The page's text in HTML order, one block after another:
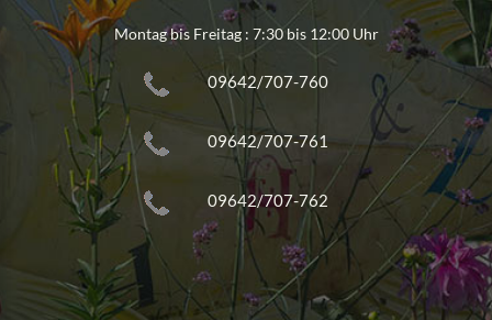
Montag bis Freitag : 7:30 bis 12:00 Uhr
09642/707-760
09642/707-761
09642/707-762